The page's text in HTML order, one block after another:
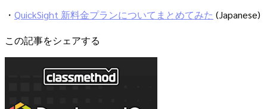
・ QuickSight 新料金プランについてまとめてみた (Japanese)
この記事をシェアする